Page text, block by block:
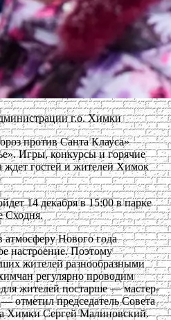
г.о. Химки
против Санта Клауса»
Игры, конкурсы и горячие
гостей и жителей Химок
14 декабря в 15:00 в парке
Сходня.
атмосферу Нового года
настроение. Поэтому
жителей разнообразными
регулярно проводим
жителей постарше — мастер-
отметил председатель Совета
Химки Сергей Малиновский.